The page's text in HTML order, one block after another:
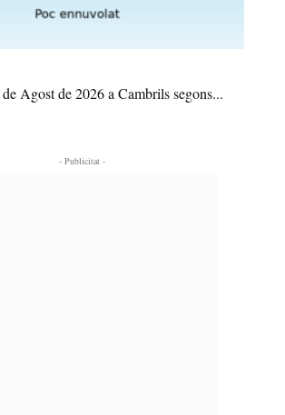
Agost de 2026 a Cambrils segons...
- Publicitat -